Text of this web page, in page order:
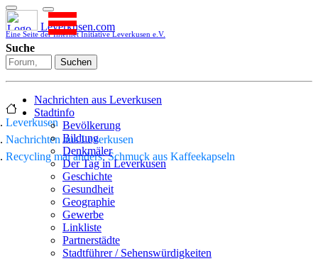
Leverkusen.com
Eine Seite der Internet Initiative Leverkusen e.V.
Suche
Suchen
Nachrichten aus Leverkusen
Stadtinfo
Bevölkerung
Bildung
Denkmäler
Der Tag in Leverkusen
Geschichte
Gesundheit
Geographie
Gewerbe
Linkliste
Partnerstädte
Stadtführer / Sehenswürdigkeiten
Leverkusen
Nachrichten aus Leverkusen
Recycling mal anders: Schmuck aus Kaffeekapseln